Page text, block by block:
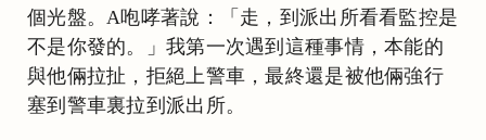
個光盤。A咆哮著說：「走，到派出所看看監控是
不是你發的。」我第一次遇到這種事情，本能的
與他倆拉扯，拒絕上警車，最終還是被他倆強行
塞到警車裏拉到派出所。